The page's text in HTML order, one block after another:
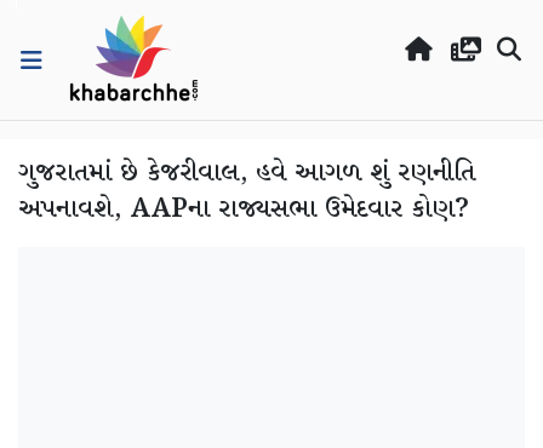
ગુજરાતમાં છે કેજરીવાલ, હવે આગળ શું રણનીતિ
અપનાવશે, AAPના રાજ્યસભા ઉમેદવાર કોણ?